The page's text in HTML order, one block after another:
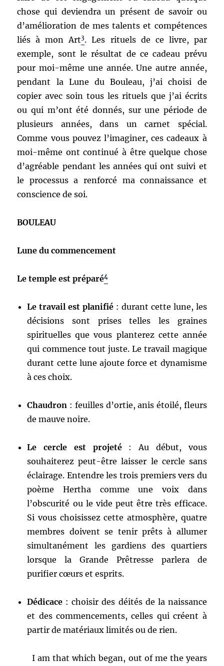
chose qui deviendra un présent de savoir ou
d’amélioration de mes talents et compétences
liés à mon Art3. Les rituels de ce livre, par
exemple, sont le résultat de ce cadeau prévu
pour moi-même une année. Une autre année,
pendant la Lune du Bouleau, j’ai choisi de
copier avec soin tous les rituels que j’ai écrits
ou qui m’ont été donnés, sur une période de
plusieurs années, dans un carnet spécial.
Comme vous pouvez l’imaginer, ces cadeaux à
moi-même ont continué à être quelque chose
d’agréable pendant les années qui ont suivi et
le processus a renforcé ma connaissance et
conscience de soi.
BOULEAU
Lune du commencement
Le temple est préparé4
Le travail est planifié : durant cette lune, les
décisions sont prises telles les graines
spirituelles que vous planterez cette année
qui commence tout juste. Le travail magique
durant cette lune ajoute force et dynamisme
à ces choix.
Chaudron : feuilles d’ortie, anis étoilé, fleurs
de mauve noire.
Le cercle est projeté: Au début, vous
souhaiterez peut-être laisser le cercle sans
éclairage. Entendre les trois premiers vers du
poème Hertha comme une voix dans
l’obscurité ou le vide peut être très efficace.
Si vous choisissez cette atmosphère, quatre
membres doivent se tenir prêts à allumer
simultanément les gardiens des quartiers
lorsque la Grande Prêtresse parlera de
purifier cœurs et esprits.
Dédicace : choisir des déités de la naissance
et des commencements, celles qui créent à
partir de matériaux limités ou de rien.
I am that which began, out of me the years